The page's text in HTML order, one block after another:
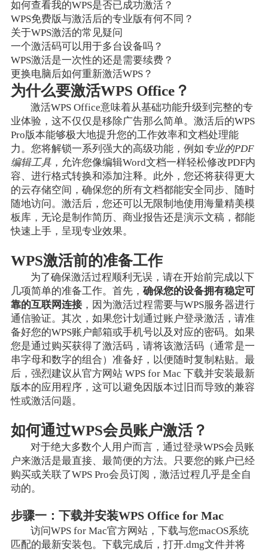
如何查看我的WPS是否已成功激活？
WPS免费版与激活后的专业版有何不同？
关于WPS激活的常见疑问
一个激活码可以用于多台设备吗？
WPS激活是一次性的还是需要续费？
更换电脑后如何重新激活WPS？
为什么要激活WPS Office？
激活WPS Office意味着从基础功能升级到完整的专
业体验，这不仅仅是移除广告那么简单。激活后的WPS
Pro版本能够极大地提升您的工作效率和文档处理能
力。您将解锁一系列强大的高级功能，例如专业的PDF
编辑工具，允许您像编辑Word文档一样轻松修改PDF内
容、进行格式转换和添加注释。此外，您还将获得更大
的云存储空间，确保您的所有文档都能安全同步、随时
随地访问。激活后，您还可以无限制地使用海量精美模
板库，无论是制作简历、商业报告还是演示文稿，都能
快速上手，呈现专业效果。
WPS激活前的准备工作
为了确保激活过程顺利无误，请在开始前完成以下
几项简单的准备工作。首先， 确保您的设备拥有稳定可
靠的互联网连接，因为激活过程需要与WPS服务器进行
通信验证。其次，如果您计划通过账户登录激活，请准
备好您的WPS账户邮箱或手机号以及对应的密码。如果
您是通过购买获得了激活码，请将该激活码（通常是一
串字母和数字的组合）准备好，以便随时复制粘贴。最
后，强烈建议从官方网站 WPS for Mac 下载并安装最新
版本的应用程序，这可以避免因版本过旧而导致的兼容
性或激活问题。
如何通过WPS会员账户激活？
对于绝大多数个人用户而言，通过登录WPS会员账
户来激活是最直接、最简便的方法。只要您的账户已经
购买或关联了WPS Pro会员订阅，激活过程几乎是全自
动的。
步骤一：下载并安装WPS Office for Mac
访问WPS for Mac官方网站，下载与您macOS系统
匹配的最新安装包。下载完成后，打开.dmg文件并将